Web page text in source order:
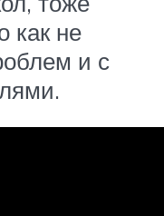
как не
и с